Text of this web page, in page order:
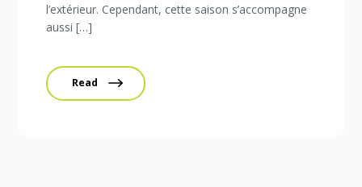
l’extérieur. Cependant, cette saison s’accompagne
aussi […]
Read